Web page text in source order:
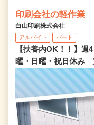
印刷会社の軽作業
白山印刷株式会社
アルバイト パート
【扶養内OK！！】
曜・日曜・祝日休み